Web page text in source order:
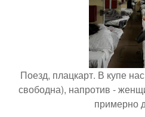
Поезд, плацкарт. В купе
свободна), напротив -
примерно